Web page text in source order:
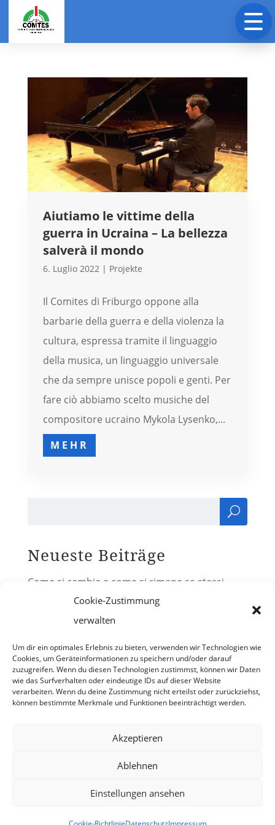
Cookie-Zustimmung
verwalten
Um dir ein optimales Erlebnis zu bieten, verwenden wir Technologien wie
Cookies, um Geräteinformationen zu speichern und/oder darauf
zuzugreifen. Wenn du diesen Technologien zustimmst, können wir Daten
wie das Surfverhalten oder eindeutige IDs auf dieser Website
verarbeiten. Wenn du deine Zustimmung nicht erteilst oder zurückziehst,
können bestimmte Merkmale und Funktionen beeinträchtigt werden.
Akzeptieren
Ablehnen
Einstellungen ansehen
Aiutiamo le vittime della
guerra in Ucraina – La bellezza
salverà il mondo
6. Luglio 2022| Projekte
Il Comites di Friburgo oppone alla
barbarie della guerra e della violenza la
cultura, espressa tramite il linguaggio
della musica, un linguaggio universale
che da sempre unisce popoli e genti. Per
fare ciò abbiamo scelto musiche del
compositore ucraino Mykola Lysenko,...
MEHR
Cer
Neueste Beiträge
Come si cambia e come si rimane se stessi
vivendo all’estero
Buona Festa della Repubblica!
Cucina italiana – UNESCO
SALUTE IN DIALOGO
Un Natale in chiave classica all’Herz-Jesu-
PROTEZIONE DATI-